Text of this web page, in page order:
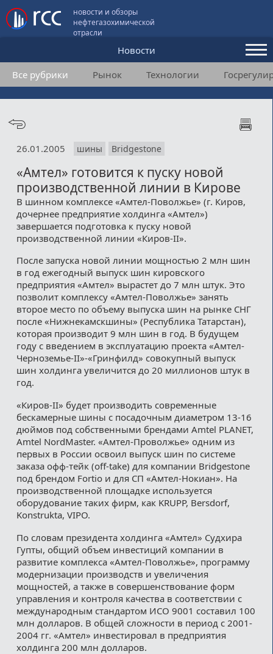
новости и обзоры
нефтегазохимической
отрасли
Новости
Аналитика и мнения
Конференции
Подписка
Пользовательское соглашение
Медиакит
Все рубрики Рынок Технологии
26.01.2005 шины Bridgestone
«Амтел» готовится к пуску новой
производственной линии в Кирове
В шинном комплексе «Амтел-Поволжье» (г. Киров,
дочернее предприятие холдинга «Амтел»)
завершается подготовка к пуску новой
производственной линии «Киров-II».
После запуска новой линии мощностью 2 млн шин
в год ежегодный выпуск шин кировского
предприятия «Амтел» вырастет до 7 млн штук. Это
позволит комплексу «Амтел-Поволжье» занять
второе место по объему выпуска шин на рынке СНГ
после «Нижнекамскшины» (Республика Татарстан),
которая производит 9 млн шин в год. В будущем
году с введением в эксплуатацию проекта «Амтел-
Черноземье-II»-«Гринфилд» совокупный выпуск
шин холдинга увеличится до 20 миллионов штук в
год.
«Киров-II» будет производить современные
бескамерные шины c посадочным диаметром 13-16
дюймов под собственными брендами Amtel PLANET,
Amtel NordMaster. «Амтел-Проволжье» одним из
первых в России освоил выпуск шин по системе
заказа офф-тейк (off-take) для компании Bridgestone
под брендом Fortio и для СП «Амтел-Нокиан». На
производственной площадке используется
оборудование таких фирм, как KRUPP, Bersdorf,
Konstrukta, VIPO.
По словам президента холдинга «Амтел» Судхира
Гупты, общий объем инвестиций компании в
развитие комплекса «Амтел-Поволжье», программу
модернизации производств и увеличения
мощностей, а также в совершенствование форм
управления и контроля качества в соответствии с
международным стандартом ИСО 9001 составил 100
млн долларов. В общей сложности в период с 2001-
2004 гг. «Амтел» инвестировал в предприятия
холдинга 200 млн долларов.